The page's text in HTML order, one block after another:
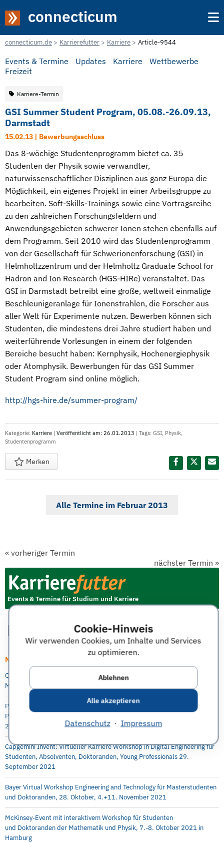
Cookie-Hinweis
Wir verwenden Cookies, um Inhalte und Services
zu optimieren.
Ablehnen
Alle akzeptieren
Datenschutz· Impressum
connecticum
connecticum.de Karrierefutter Karriere Article-9544
Events & Termine Updates Karriere
Wettbewerbe
Freizeit
Karriere-Termin
GSI Summer Student Program, 05.08.-26.09.13,
Darmstadt
15.02.13 | Bewerbungsschluss
Das 8-wöchige Studentenprogramm bietet ca. 35
Studenten der Physik sowie verwandter,
naturwissenschaftlicher Disziplinen aus ganz Europa die
Möglichkeit, ein eigenes Projekt in einer Arbeitsgruppe zu
bearbeiten. Soft-Skills-Trainings sowie eine Vortragsreihe
zu den zahlreichen Forschungsfeldern und
Anwendungsgebieten schwerer Ionen stehen ebenfalls auf
dem Programm. Seit 2010 wird das Studentenprogramm
von der Gesellschaft für Schwerionenforschung (GSI) in
Helmholtzzentrum und der Helmholtz Graduate School for
Hadron and Ion Research (HGS-HIRe) veranstaltet. Das
GSI in Darmstadt betreibt eine große, weltweit einmalige
Beschleunigeranlage für Ionenstrahlen, die Forscher aus
aller Welt für Experimente nutzen. Bewerben können sich
Studenten, die mindestens drei Jahre studiert haben und
weiterführende Vorlesungen in einem der folgenden
Bereiche besucht haben: Kernphysik, Hochenergiephysik
oder Atomphysik. Bewerbungen für das GSI Summer
Student Program sind online möglich.
http://hgs-hire.de/summer-program/
Kategorie: Karriere | Veröffentlicht am: 26.01.2013 | Tags: GSI, Physik,
Studentenprogramm
Merken
Alle Termine im Februar 2013
« vorheriger Termin
nächster Termin »
Events & Termine für Studium und Karriere
Neueste Artikel
Online Info-Session: Digitale Transformation als berufsintegrierter
Masterstudiengang an der Berlin Professional School (HWR Berlin)
P&G Future Female Leaders Event für Studentinnen und Absolventinnen –
Praktika, Abschlussarbeit und Direkteinstieg möglich, 5.-6. Oktober
2021, online
Capgemini Invent: Virtueller Karriere Workshop in Digital Engineering für
Studenten, Absolventen, Doktoranden, Young Professionals 29.
September 2021
Bayer Virtual Workshop Engineering and Technology für Masterstudenten
und Doktoranden, 28. Oktober, 4.+11. November 2021
McKinsey-Event mit interaktivem Workshop für Studenten
und Doktoranden der Mathematik und Physik, 7.-8. Oktober 2021 in
Hamburg